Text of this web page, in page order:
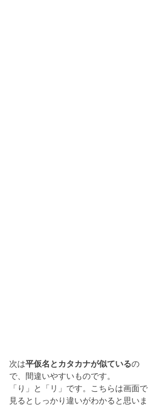
次は平仮名とカタカナが似ているの
で、間違いやすいものです。
「り」と「リ」です。こちらは画面で
見るとしっかり違いがわかると思いま